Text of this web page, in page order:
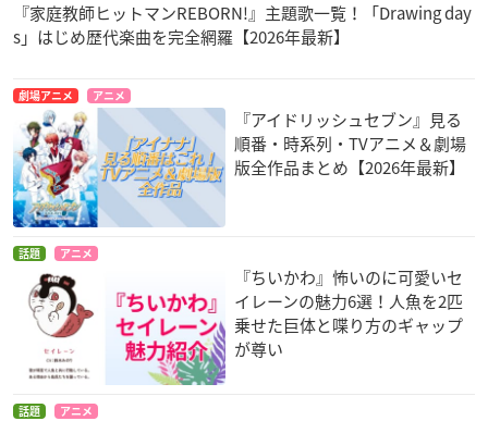
『家庭教師ヒットマンREBORN!』主題歌一覧！「Drawing day
s」はじめ歴代楽曲を完全網羅【2026年最新】
劇場アニメ アニメ
『アイドリッシュセブン』見る
順番・時系列・TVアニメ＆劇場
版全作品まとめ【2026年最新】
話題 アニメ
『ちいかわ』怖いのに可愛いセ
イレーンの魅力6選！人魚を2匹
乗せた巨体と喋り方のギャップ
が尊い
話題 アニメ